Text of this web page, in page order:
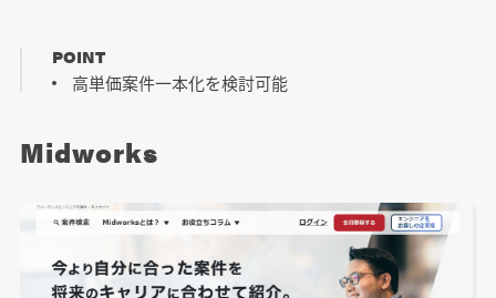
POINT
高単価案件一本化を検討可能
Midworks